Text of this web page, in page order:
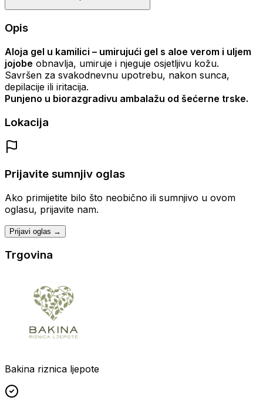
Opis
Aloja gel u kamilici – umirujući gel s aloe verom i uljem
jojobe obnavlja, umiruje i njeguje osjetljivu kožu.
Savršen za svakodnevnu upotrebu, nakon sunca,
depilacije ili iritacija.
Punjeno u biorazgradivu ambalažu od šećerne trske.
Lokacija
Prijavite sumnjiv oglas
Ako primijetite bilo što neobično ili sumnjivo u ovom
oglasu, prijavite nam.
Prijavi oglas →
Trgovina
Bakina riznica ljepote